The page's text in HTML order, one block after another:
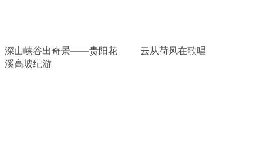
深山峡谷出奇景——贵阳花
溪高坡纪游
云从荷风在歌唱